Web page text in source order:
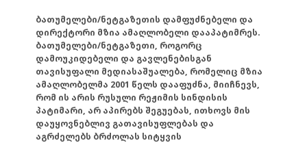
ბათუმელები/ნეტგაზეთის დამფუძნებელი და
დირექტორი მზია ამაღლობელი დააპატიმრეს.
ბათუმელები/ნეტგაზეთი, როგორც
დამოუკიდებელი და გავლენებისგან
თავისუფალი მედიასაშუალება, რომელიც მზია
ამაღლობელმა 2001 წელს დააფუძნა, მიიჩნევს,
რომ ის არის რუსული რეჟიმის სინდისის
პატიმარი, არ აპირებს შეგუებას, ითხოვს მის
დაუყოვნებლივ გათავისუფლებას და
აგრძელებს ბრძოლას სიტყვის